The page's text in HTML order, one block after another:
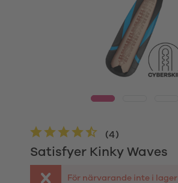
Satisfyer Kinky Waves
(4)
För närvarande inte i lager